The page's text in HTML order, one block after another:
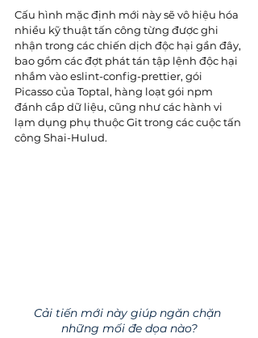
Cấu hình mặc định mới này sẽ vô hiệu hóa
nhiều kỹ thuật tấn công từng được ghi
nhận trong các chiến dịch độc hại gần đây,
bao gồm các đợt phát tán tập lệnh độc hại
nhắm vào eslint-config-prettier, gói
Picasso của Toptal, hàng loạt gói npm
đánh cắp dữ liệu, cũng như các hành vi
lạm dụng phụ thuộc Git trong các cuộc tấn
công Shai-Hulud.
Cải tiến mới này giúp ngăn chặn
những mối đe dọa nào?